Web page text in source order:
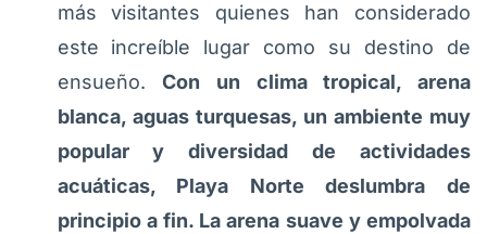
más visitantes quienes han considerado
este increíble lugar como su destino de
ensueño.Con un clima tropical, arena
blanca, aguas turquesas, un ambiente muy
popular y diversidad de actividades
acuáticas, Playa Norte deslumbra de
principio a fin. La arena suave y empolvada